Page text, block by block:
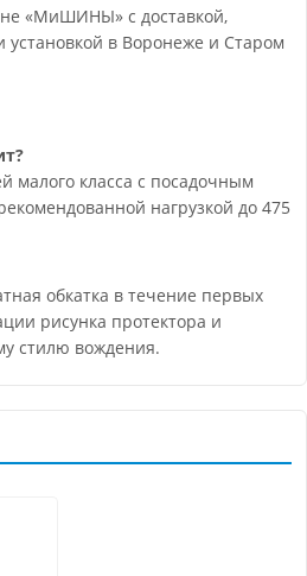
«МиШИНЫ» с доставкой,
в Воронеже и Старом
малого класса с посадочным
нагрузкой до 475
обкатка в течение первых
рисунка протектора и
стилю вождения.